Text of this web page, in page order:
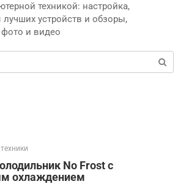
техникой: настройка,
устройств и обзоры,
фото и видео
No Frost с
охлаждением